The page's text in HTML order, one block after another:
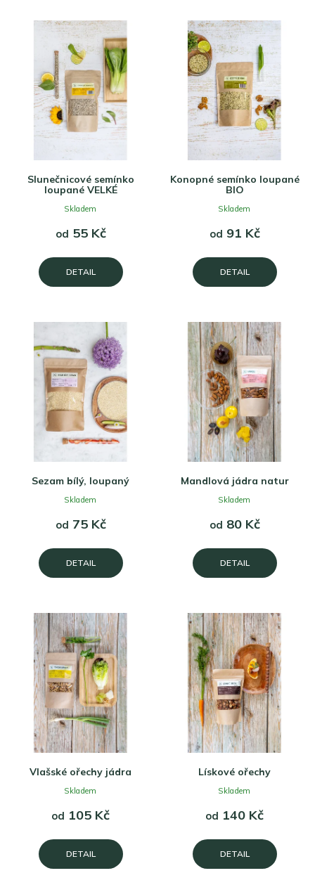
Slunečnicové semínko
loupané VELKÉ
od 55 Kč
DETAIL
Skladem
Konopné semínko loupané
BIO
od 91 Kč
DETAIL
Skladem
Sezam bílý, loupaný
od 75 Kč
DETAIL
Skladem
Mandlová jádra natur
od 80 Kč
DETAIL
Skladem
Vlašské ořechy jádra
od 105 Kč
DETAIL
Skladem
Lískové ořechy
od 140 Kč
DETAIL
Skladem